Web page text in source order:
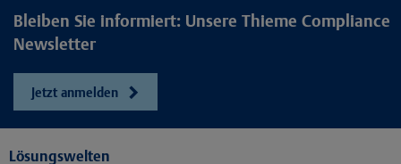
Bleiben Sie informiert: Unsere Thieme Compliance
Newsletter
Jetzt anmelden
Lösungswelten